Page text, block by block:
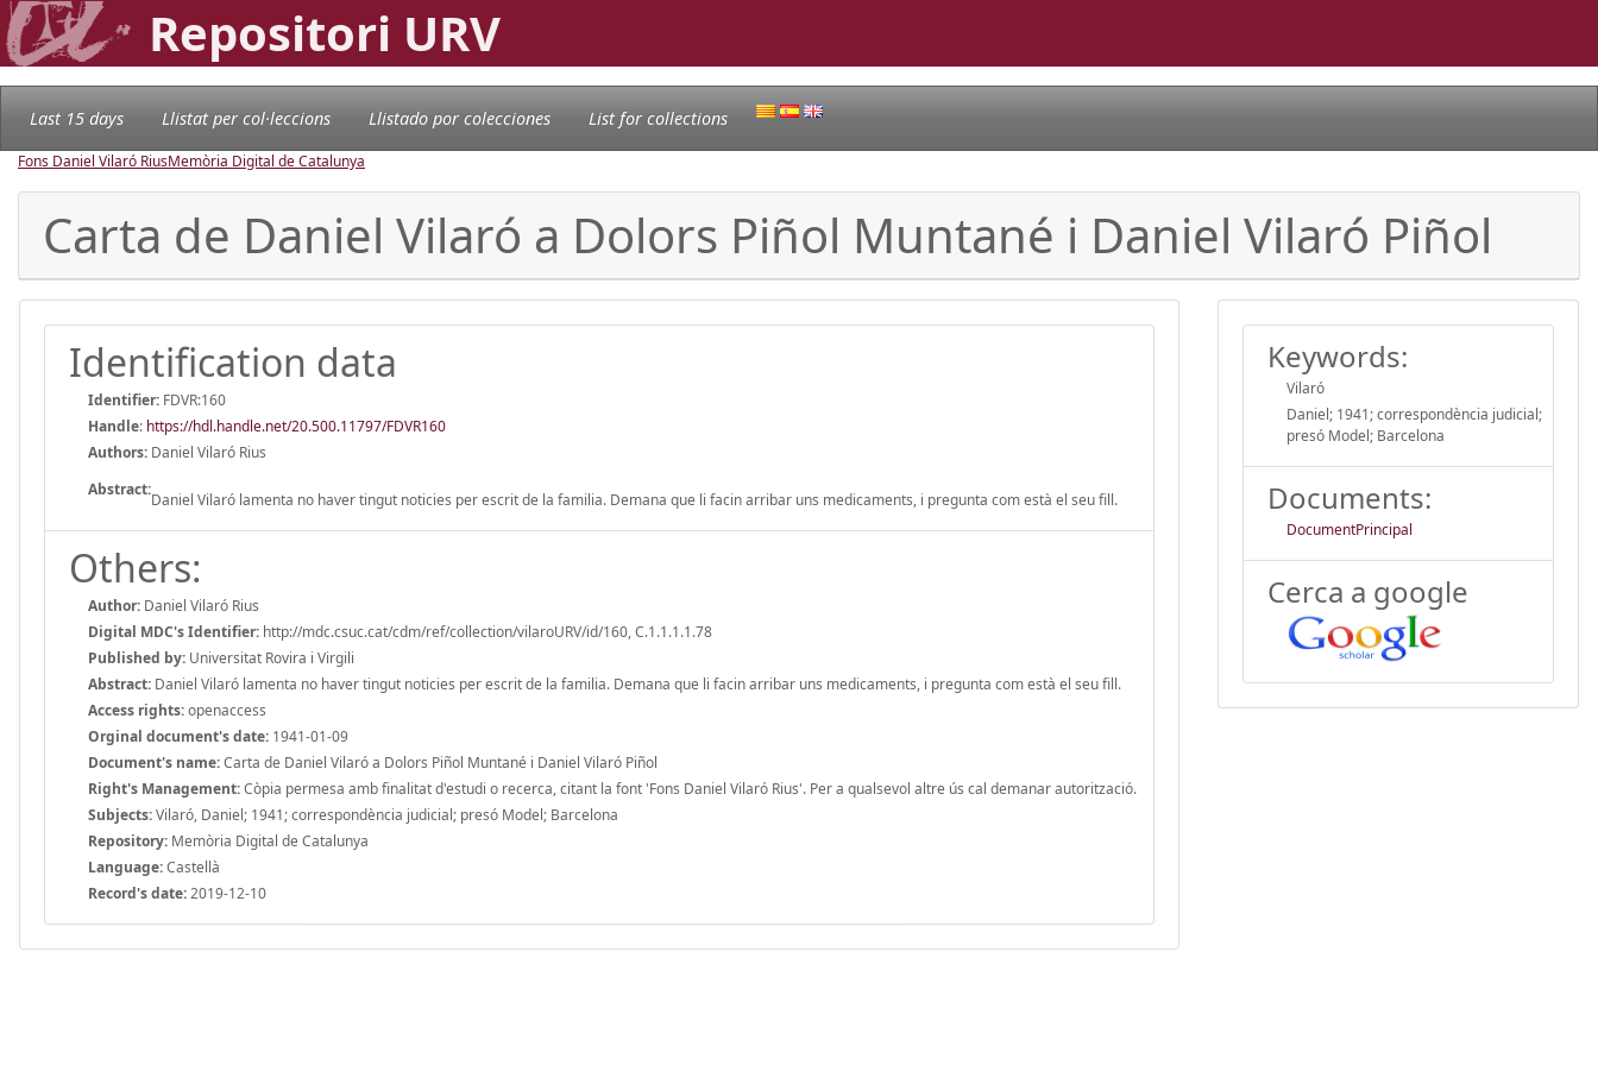
Repositori URV
Last 15 days Llistat per col·leccions Llistado por colecciones List for collections
Fons Daniel Vilaró RiusMemòria Digital de Catalunya
Carta de Daniel Vilaró a Dolors Piñol Muntané i Daniel Vilaró Piñol
Identification data
Identifier: FDVR:160
Handle: https://hdl.handle.net/20.500.11797/FDVR160
Authors: Daniel Vilaró Rius
Abstract:
Daniel Vilaró lamenta no haver tingut noticies per escrit de la familia. Demana que li facin arribar uns medicaments, i pregunta com està el seu fill.
Others:
Author: Daniel Vilaró Rius
Digital MDC's Identifier: http://mdc.csuc.cat/cdm/ref/collection/vilaroURV/id/160, C.1.1.1.1.78
Published by: Universitat Rovira i Virgili
Abstract: Daniel Vilaró lamenta no haver tingut noticies per escrit de la familia. Demana que li facin arribar uns medicaments, i pregunta com està el seu fill.
Access rights:openaccess
Orginal document's date: 1941-01-09
Document's name:Carta de Daniel Vilaró a Dolors Piñol Muntané i Daniel Vilaró Piñol
Right's Management:Còpia permesa amb finalitat d'estudi o recerca, citant la font 'Fons Daniel Vilaró Rius'. Per a qualsevol altre ús cal demanar autorització.
Subjects:Vilaró, Daniel; 1941; correspondència judicial; presó Model; Barcelona
Repository: Memòria Digital de Catalunya
Language:Castellà
Record's date:2019-12-10
Keywords:
Vilaró
Daniel; 1941; correspondència judicial;
presó Model; Barcelona
Documents:
DocumentPrincipal
Cerca a google